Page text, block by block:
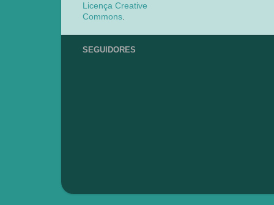
Licença Creative
Commons.
SEGUIDORES